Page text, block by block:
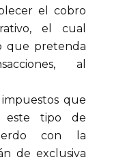
el cobro
el cual
que pretenda
al
que
este tipo de
con la
de exclusiva